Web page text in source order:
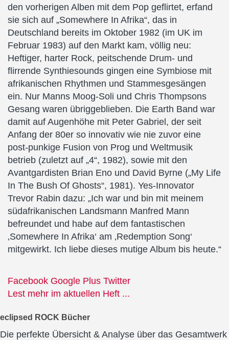
den vorherigen Alben mit dem Pop geflirtet, erfand
sie sich auf „Somewhere In Afrika“, das in
Deutschland bereits im Oktober 1982 (im UK im
Februar 1983) auf den Markt kam, völlig neu:
Heftiger, harter Rock, peitschende Drum- und
flirrende Synthiesounds gingen eine Symbiose mit
afrikanischen Rhythmen und Stammesgesängen
ein. Nur Manns Moog-Soli und Chris Thompsons
Gesang waren übriggeblieben. Die Earth Band war
damit auf Augenhöhe mit Peter Gabriel, der seit
Anfang der 80er so innovativ wie nie zuvor eine
post-punkige Fusion von Prog und Weltmusik
betrieb (zuletzt auf „4“, 1982), sowie mit den
Avantgardisten Brian Eno und David Byrne („My Life
In The Bush Of Ghosts“, 1981). Yes-Innovator
Trevor Rabin dazu: „Ich war und bin mit meinem
südafrikanischen Landsmann Manfred Mann
befreundet und habe auf dem fantastischen
‚Somewhere In Afrika‘ am ‚Redemption Song‘
mitgewirkt. Ich liebe dieses mutige Album bis heute.“
Facebook Google Plus Twitter
Lest mehr im aktuellen Heft ...
eclipsed ROCK Bücher
Die perfekte Übersicht & Analyse über das Gesamtwerk